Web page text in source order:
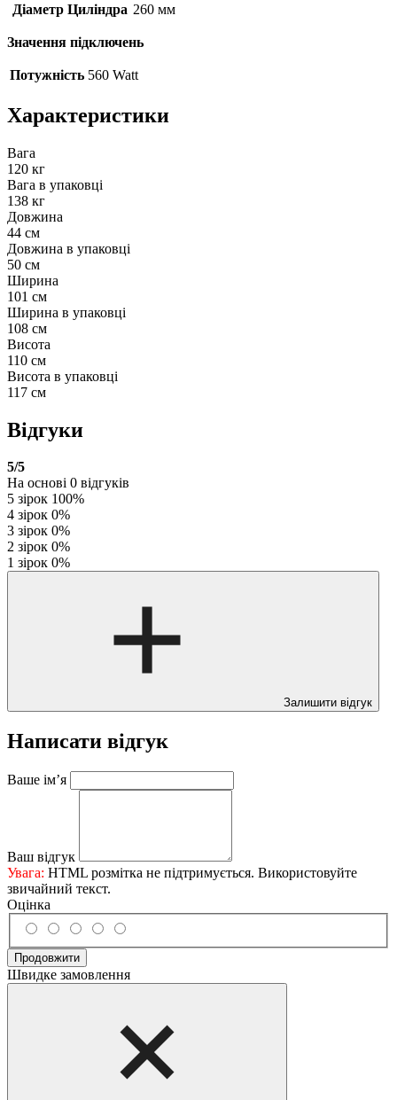
Діаметр Циліндра 260 мм
Значення підключень
Потужність 560 Watt
Характеристики
Вага
120 кг
Вага в упаковці
138 кг
Довжина
44 см
Довжина в упаковці
50 см
Ширина
101 см
Ширина в упаковці
108 см
Висота
110 см
Висота в упаковці
117 см
Відгуки
5/5
На основі 0 відгуків
5 зірок 100%
4 зірок 0%
3 зірок 0%
2 зірок 0%
1 зірок 0%
Залишити відгук
Написати відгук
Ваше ім’я
Ваш відгук
Увага: HTML розмітка не підтримується. Використовуйте
звичайний текст.
Оцінка
Продовжити
Швидке замовлення